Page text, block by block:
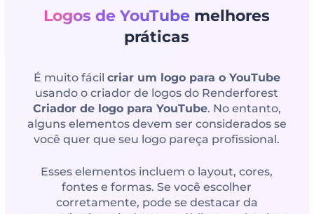
Logos de YouTube melhores
práticas
É muito fácil criar um logo para o YouTube
usando o criador de logos do Renderforest
Criador de logo para YouTube. No entanto,
alguns elementos devem ser considerados se
você quer que seu logo pareça profissional.
Esses elementos incluem o layout, cores,
fontes e formas. Se você escolher
corretamente, pode se destacar da